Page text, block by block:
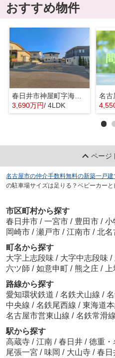
おすすめ物件
春日井市神屋町字海道654-101『仲介料無料』新築戸建て
3,690万円/ 4LDK
ページ
名古屋市の仲介手数料無料の新築一戸建
の駐車場サイズは足りる？ベビーカー
市区町村から探す
春日井市 / 一宮市 / 豊田市 / 小
岡崎市 / 瀬戸市 / 江南市 / 北名
町名から探す
大字上志段味 / 大字中志段味 /
六ツ師 / 如意申町 / 熊之庄 /
路線から探す
愛知環状鉄道 / 名鉄犬山線 /
中央線 / 名鉄尾西線 / 東海道
名古屋市営東山線 / 名鉄常滑線
駅から探す
高蔵寺 / 江南 / 春日井 / 徳重・
尾張一宮 / 味岡 / 大山寺 / 春日